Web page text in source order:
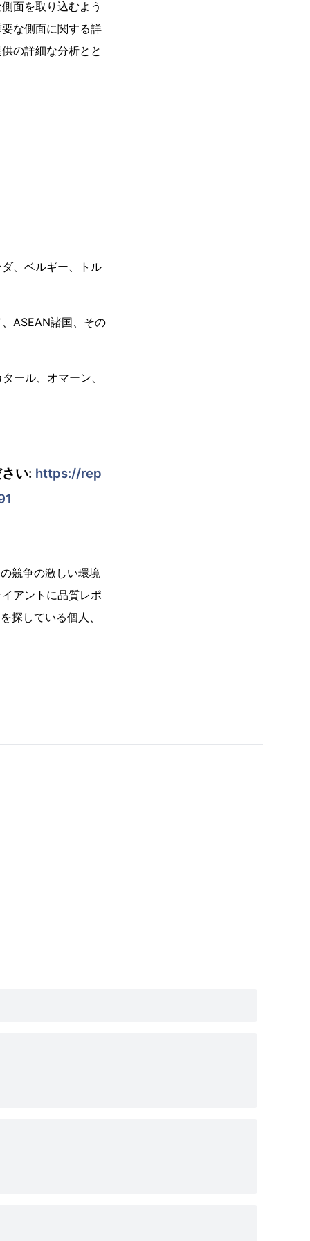
面を取り込むよう
な側面に関する詳
の詳細な分析とと
、ベルギー、トル
ASEAN諸国、その
ール、オマーン、
い: https://rep
競争の激しい環境
アントに品質レポ
探している個人、